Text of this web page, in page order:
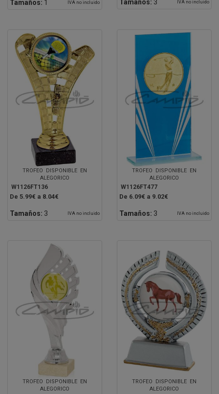
Tamaños: 1 IVA no incluido Tamaños: 3 IVA no incluido
TROFEO DISPONIBLE EN
ALEGORICO
W1126FT136
De 5.99€ a 8.04€
Tamaños: 3 IVA no incluido
TROFEO DISPONIBLE EN
ALEGORICO
W1126FT477
De 6.09€ a 9.02€
Tamaños: 3 IVA no incluido
TROFEO DISPONIBLE EN
ALEGORICO
TROFEO DISPONIBLE EN
ALEGORICO